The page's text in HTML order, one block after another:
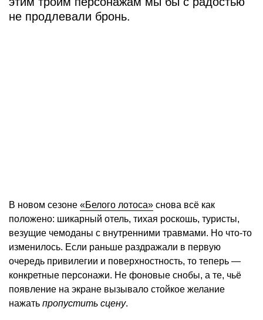
не продлевали бронь.
В новом сезоне «Белого лотоса» снова всё как
положено: шикарный отель, тихая роскошь, туристы,
везущие чемоданы с внутренними травмами. Но что-то
изменилось. Если раньше раздражали в первую
очередь привилегии и поверхностность, то теперь —
конкретные персонажи. Не фоновые снобы, а те, чьё
появление на экране вызывало стойкое желание
нажать пропустить сцену.